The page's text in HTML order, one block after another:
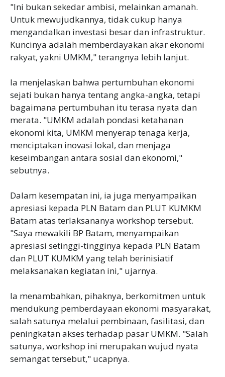
"Ini bukan sekedar ambisi, melainkan amanah.
Untuk mewujudkannya, tidak cukup hanya
mengandalkan investasi besar dan infrastruktur.
Kuncinya adalah memberdayakan akar ekonomi
rakyat, yakni UMKM," terangnya lebih lanjut.
Ia menjelaskan bahwa pertumbuhan ekonomi
sejati bukan hanya tentang angka-angka, tetapi
bagaimana pertumbuhan itu terasa nyata dan
merata. "UMKM adalah pondasi ketahanan
ekonomi kita, UMKM menyerap tenaga kerja,
menciptakan inovasi lokal, dan menjaga
keseimbangan antara sosial dan ekonomi,"
sebutnya.
Dalam kesempatan ini, ia juga menyampaikan
apresiasi kepada PLN Batam dan PLUT KUMKM
Batam atas terlaksananya workshop tersebut.
"Saya mewakili BP Batam, menyampaikan
apresiasi setinggi-tingginya kepada PLN Batam
dan PLUT KUMKM yang telah berinisiatif
melaksanakan kegiatan ini," ujarnya.
Ia menambahkan, pihaknya, berkomitmen untuk
mendukung pemberdayaan ekonomi masyarakat,
salah satunya melalui pembinaan, fasilitasi, dan
peningkatan akses terhadap pasar UMKM. "Salah
satunya, workshop ini merupakan wujud nyata
semangat tersebut," ucapnya.